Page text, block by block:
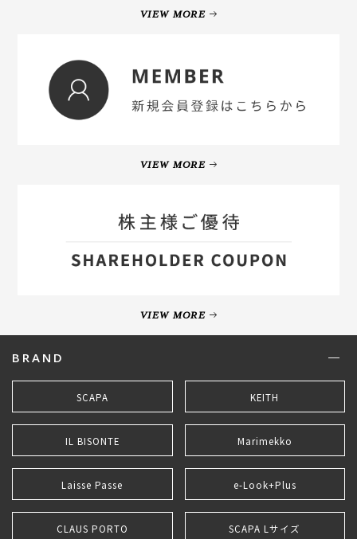
VIEW MORE
VIEW MORE
VIEW MORE
BRAND
SCAPA KEITH
IL BISONTE Marimekko
Laisse Passe e-Look+Plus
CLAUS PORTO SCAPA Lサイズ